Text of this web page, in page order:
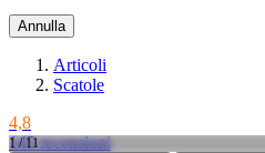
Annulla
Articoli
Scatole
4,8
145 recensioni
1 / 11